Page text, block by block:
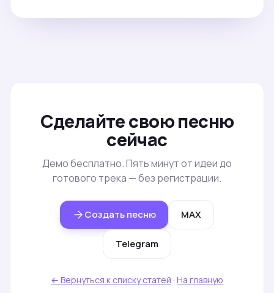
Сделайте свою песню
сейчас
Демо бесплатно. Пять минут от идеи до
готового трека — без регистрации.
Создать песню MAX
Telegram
← Вернуться к списку статей · На главную